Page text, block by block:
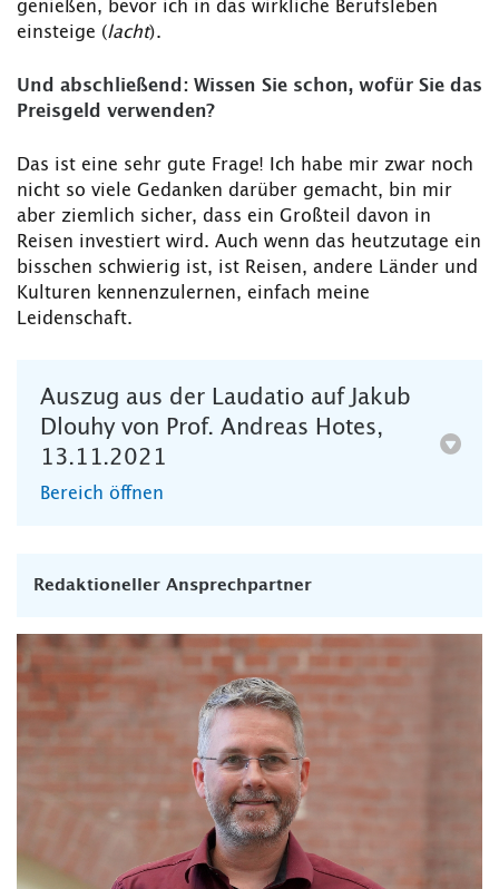
genießen, bevor ich in das wirkliche Berufsleben
einsteige (lacht).
Und abschließend: Wissen Sie schon, wofür Sie das
Preisgeld verwenden?
Das ist eine sehr gute Frage! Ich habe mir zwar noch
nicht so viele Gedanken darüber gemacht, bin mir
aber ziemlich sicher, dass ein Großteil davon in
Reisen investiert wird. Auch wenn das heutzutage ein
bisschen schwierig ist, ist Reisen, andere Länder und
Kulturen kennenzulernen, einfach meine
Leidenschaft.
Auszug aus der Laudatio auf Jakub
Dlouhy von Prof. Andreas Hotes,
13.11.2021
Bereich öffnen
Redaktioneller Ansprechpartner